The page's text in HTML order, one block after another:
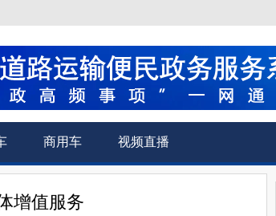
商用车 视频直播
增值服务